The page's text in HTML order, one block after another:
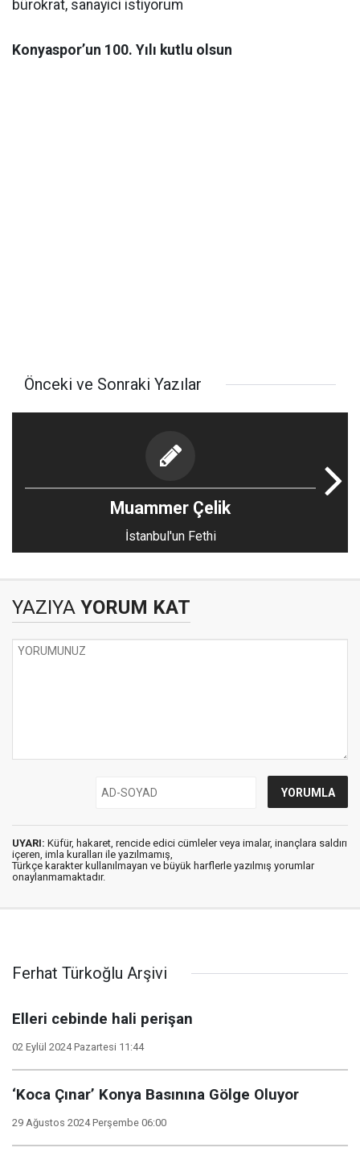
bürokrat, sanayici istiyorum
Konyaspor’un 100. Yılı kutlu olsun
Önceki ve Sonraki Yazılar
Muammer Çelik
İstanbul'un Fethi
YAZIYA YORUM KAT
UYARI: Küfür, hakaret, rencide edici cümleler veya imalar, inançlara saldırı
içeren, imla kuralları ile yazılmamış,
Türkçe karakter kullanılmayan ve büyük harflerle yazılmış yorumlar
onaylanmamaktadır.
Ferhat Türkoğlu Arşivi
Elleri cebinde hali perişan
02 Eylül 2024 Pazartesi 11:44
‘Koca Çınar’ Konya Basınına Gölge Oluyor
29 Ağustos 2024 Perşembe 06:00